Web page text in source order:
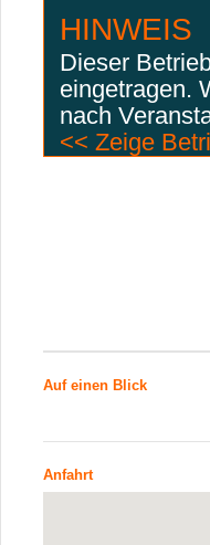
HINWEIS
Dieser
eingetragen.
nach
<< Zeige
Auf einen Blick
Anfahrt